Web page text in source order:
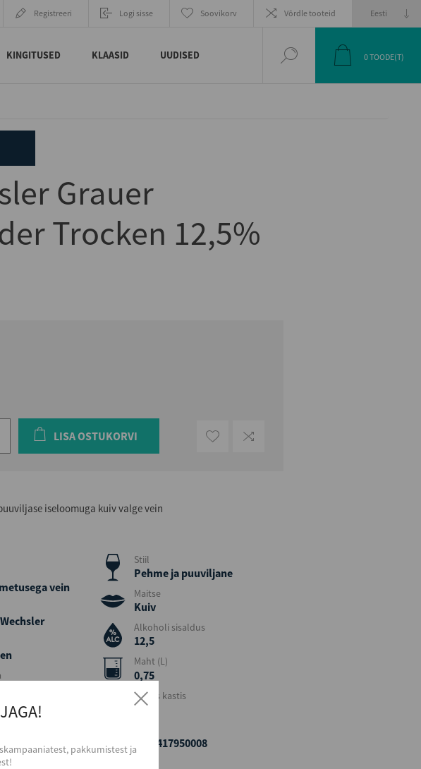
Registreeri Logi sisse Soovikorv Võrdle tooteid
KINGITUSED KLAASID UUDISED 0TOODE(T)
EELMINEJÄRGMINE
Grauer
Trocken 12,5%
LISA OSTUKORVI
iseloomuga kuiv valge vein
vein
Stiil
Pehme ja puuviljane
Maitse
Kuiv
Alkoholi sisaldus
12,5
Maht (L)
0,75
Kogus kastis
6
4260417950008
pakkumistest ja